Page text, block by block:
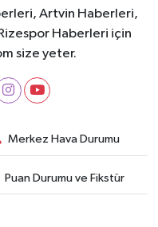
Artvin Haberleri,
Haberleri için
size yeter.
Merkez Hava Durumu
Puan Durumu ve Fikstür